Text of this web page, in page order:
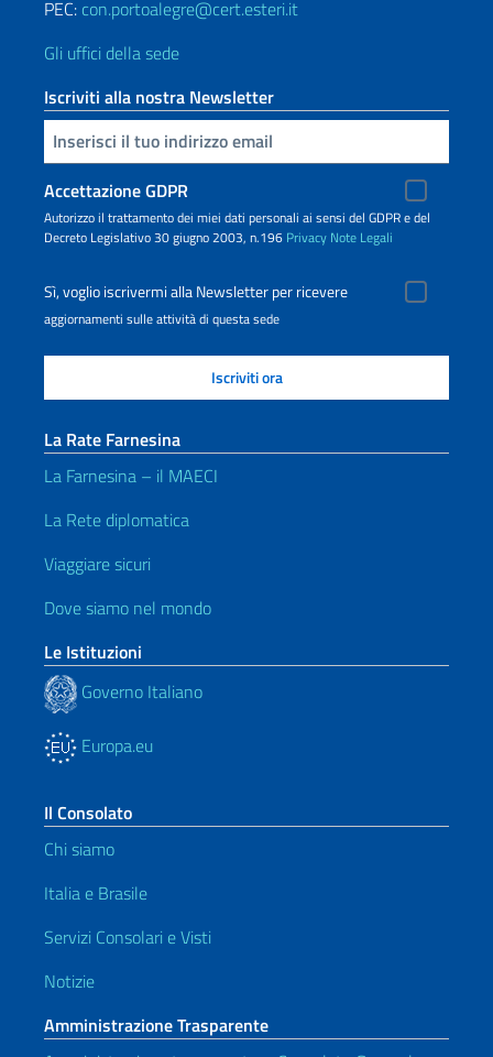
PEC: con.portoalegre@cert.esteri.it
Gli uffici della sede
Iscriviti alla nostra Newsletter
Inserisci la tua email
Accettazione GDPR
Autorizzo il trattamento dei miei dati personali ai sensi del GDPR e del
Decreto Legislativo 30 giugno 2003, n.196 Privacy Note Legali
Sì, voglio iscrivermi alla Newsletter per ricevere
aggiornamenti sulle attività di questa sede
La Rate Farnesina
La Farnesina – il MAECI
La Rete diplomatica
Viaggiare sicuri
Dove siamo nel mondo
Le Istituzioni
Governo Italiano
Europa.eu
Il Consolato
Chi siamo
Italia e Brasile
Servizi Consolari e Visti
Notizie
Amministrazione Trasparente